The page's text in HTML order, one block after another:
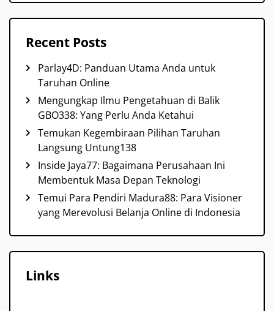
Recent Posts
Parlay4D: Panduan Utama Anda untuk
Taruhan Online
Mengungkap Ilmu Pengetahuan di Balik
GBO338: Yang Perlu Anda Ketahui
Temukan Kegembiraan Pilihan Taruhan
Langsung Untung138
Inside Jaya77: Bagaimana Perusahaan Ini
Membentuk Masa Depan Teknologi
Temui Para Pendiri Madura88: Para Visioner
yang Merevolusi Belanja Online di Indonesia
Links